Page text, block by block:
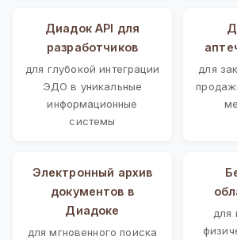
Диадок API для
разработчиков
для глубокой интеграции
ЭДО в уникальные
информационные
системы
для
Электронный архив
документов в
Диадоке
для мгновенного поиска
для